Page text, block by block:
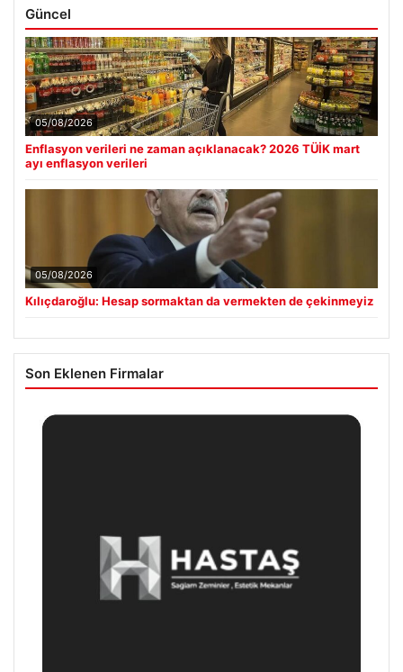
Güncel
05/08/2026
Enflasyon verileri ne zaman açıklanacak? 2026 TÜİK mart
ayı enflasyon verileri
05/08/2026
Kılıçdaroğlu: Hesap sormaktan da vermekten de çekinmeyiz
Son Eklenen Firmalar